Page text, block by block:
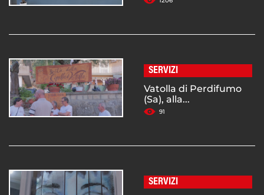
SERVIZI
Vatolla di Perdifumo
(Sa), alla...
91
SERVIZI